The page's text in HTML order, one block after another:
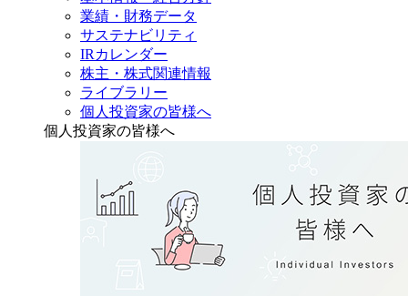
業績・財務データ
サステナビリティ
IRカレンダー
株主・株式関連情報
ライブラリー
個人投資家の皆様へ
個人投資家の皆様へ